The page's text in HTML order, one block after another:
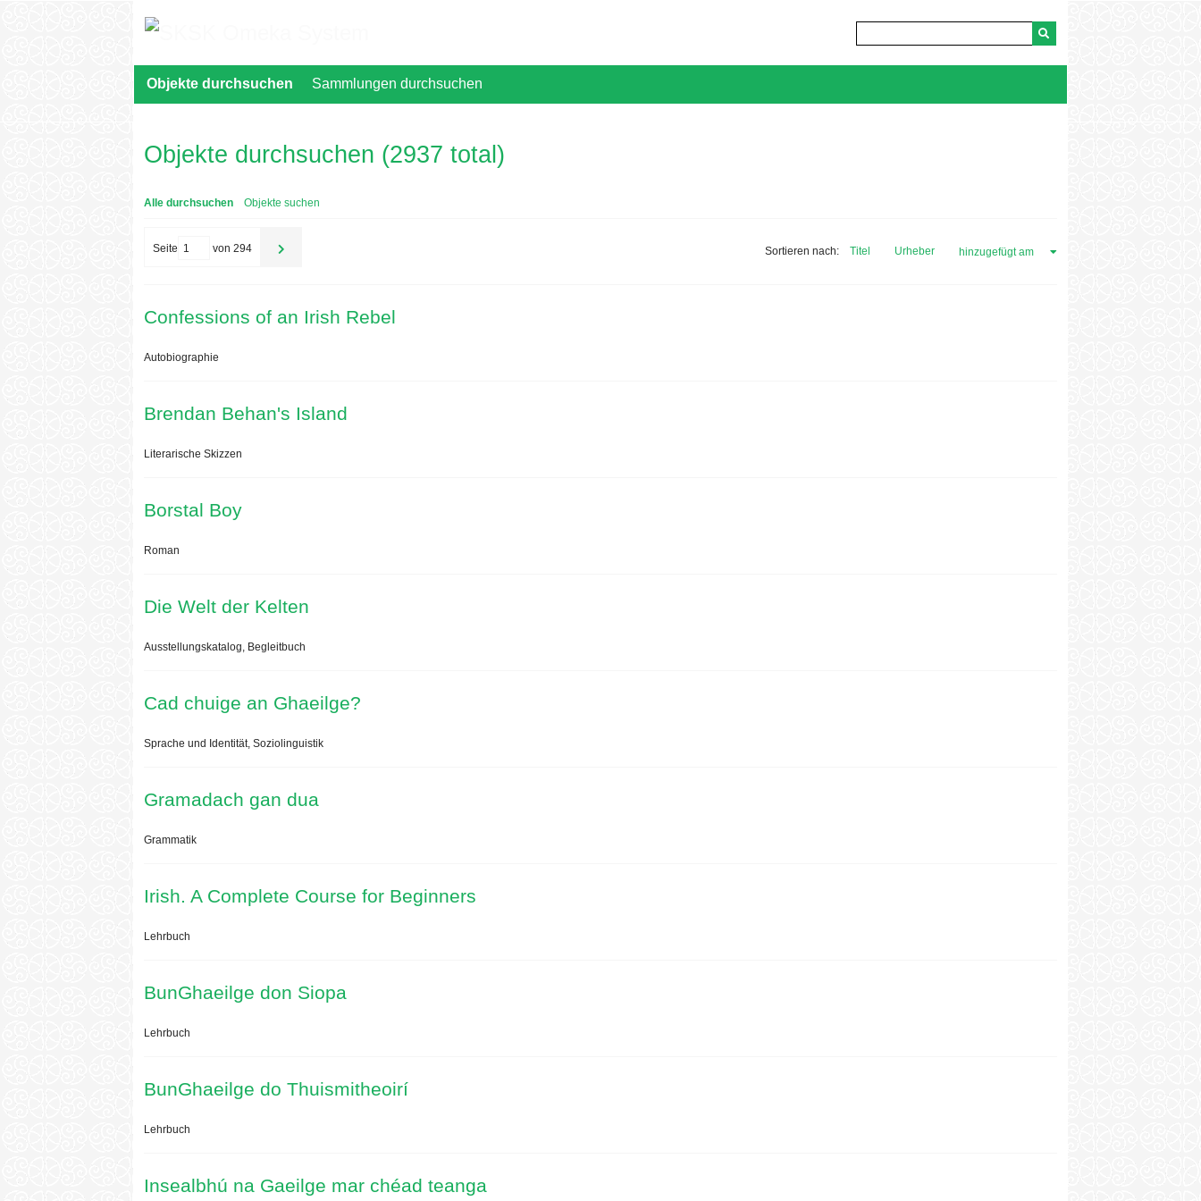
zur
Objekte durchsuchen Sammlungen durchsuchen
Objekte durchsuchen (2937 total)
Alle durchsuchen Objekte suchen
Seite von 294 Sortieren nach: Titel Urheber hinzugefügt am
Confessions of an Irish Rebel
Autobiographie
Brendan Behan's Island
Literarische Skizzen
Borstal Boy
Roman
Die Welt der Kelten
Ausstellungskatalog, Begleitbuch
Cad chuige an Ghaeilge?
Sprache und Identität, Soziolinguistik
Gramadach gan dua
Grammatik
Irish. A Complete Course for Beginners
Lehrbuch
BunGhaeilge don Siopa
Lehrbuch
BunGhaeilge do Thuismitheoirí
Lehrbuch
Insealbhú na Gaeilge mar chéad teanga